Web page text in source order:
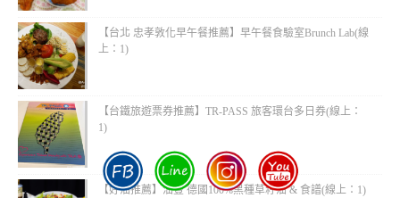
【台北 忠孝敦化早午餐推薦】早午餐食驗室Brunch Lab(線
上：1)
【台鐵旅遊票券推薦】TR-PASS 旅客環台多日券(線上：
1)
【好油推薦】油豐 德國100%黑種草籽油 & 食譜(線上：1)